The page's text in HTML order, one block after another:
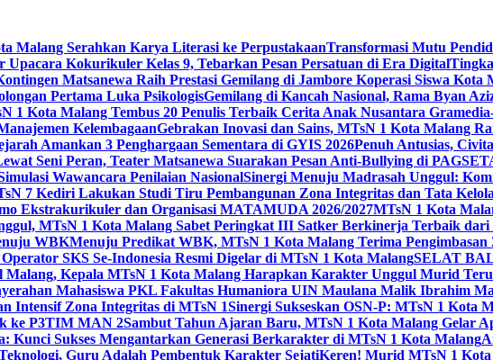
Malang Serahkan Karya Literasi ke PerpustakaanTransformasi Mutu
Upacara Kokurikuler Kelas 9, Tebarkan Pesan Persatuan di Era Digital
Matsanewa Raih Prestasi Gemilang di Jambore Koperasi Siswa Kota
Pertama Luka PsikologisGemilang di Kancah Nasional, Rama Byan
1 Kota Malang Tembus 20 Penulis Terbaik Cerita Anak Nusantara
KelembagaanGebrakan Inovasi dan Sains, MTsN 1 Kota Malang
Amankan 3 Penghargaan Sementara di GYIS 2026Penuh Antusias,
Seni Peran, Teater Matsanewa Suarakan Pesan Anti-Bullying di
Wawancara Penilaian NasionalSinergi Menuju Madrasah Unggul:
7 Kediri Lakukan Studi Tiru Pembangunan Zona Integritas dan Tata
Ekstrakurikuler dan Organisasi MATAMUDA 2026/2027MTsN 1 Kota
MTsN 1 Kota Malang Sabet Peringkat III Satker Berkinerja Terbaik dari
WBKMenuju Predikat WBK, MTsN 1 Kota Malang Terima
SKS Se-Indonesia Resmi Digelar di MTsN 1 Kota MalangSELAT
Malang, Kepala MTsN 1 Kota Malang Harapkan Karakter Unggul Murid
Mahasiswa PKL Fakultas Humaniora UIN Maulana Malik Ibrahim
Intensif Zona Integritas di MTsN 1Sinergi Sukseskan OSN-P: MTsN 1 Kota
ke P3TIM MAN 2Sambut Tahun Ajaran Baru, MTsN 1 Kota Malang Gelar
Kunci Sukses Mengantarkan Generasi Berkarakter di MTsN 1 Kota Malang
Guru Adalah Pembentuk Karakter SejatiKeren! Murid MTsN 1